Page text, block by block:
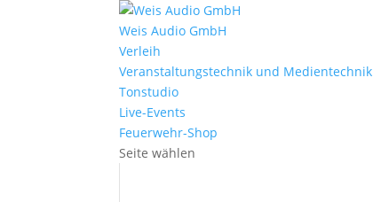
Weis Audio GmbH
Verleih
Veranstaltungstechnik und Medientechnik
Tonstudio
Live-Events
Feuerwehr-Shop
Seite wählen